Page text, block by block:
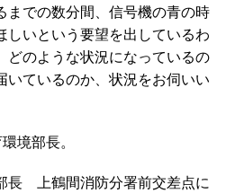
までの数分間、信号機の青の時
しいという要望を出しているわ
どのような状況になっているの
いているのか、状況をお伺いい
境部長。
長 上鶴間消防分署前交差点に